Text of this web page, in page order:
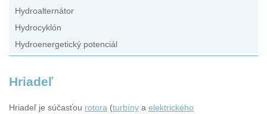
Hydroalternátor
Hydrocyklón
Hydroenergetický potenciál
Hriadeľ
Hriadeľ je súčasťou rotora (turbíny a elektrického